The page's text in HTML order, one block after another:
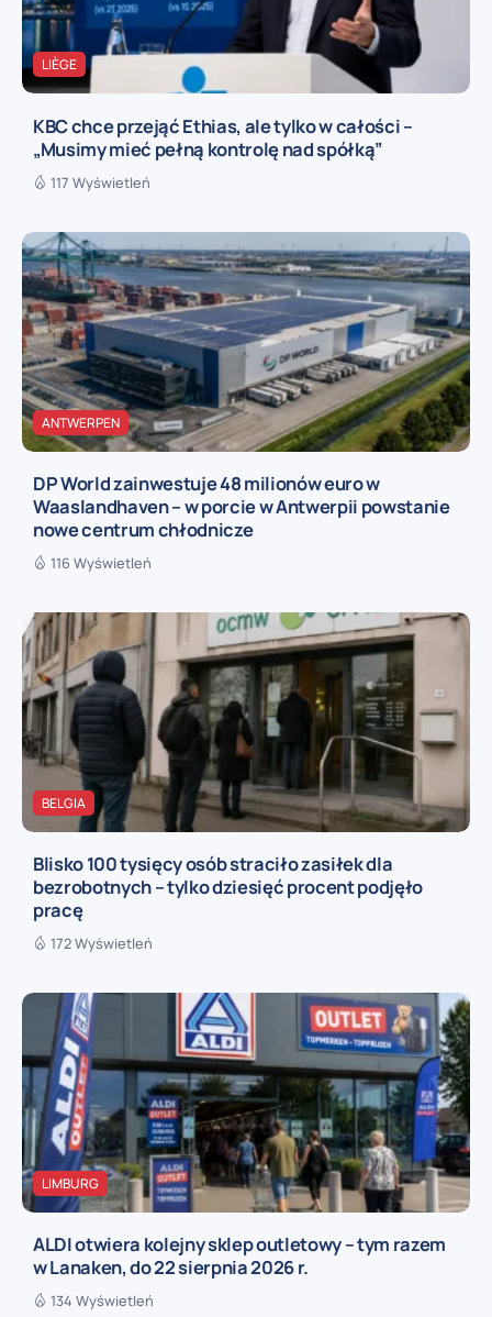
LIÈGE
KBC chce przejąć Ethias, ale tylko w całości –
„Musimy mieć pełną kontrolę nad spółką”
117 Wyświetleń
ANTWERPEN
DP World zainwestuje 48 milionów euro w
Waaslandhaven – w porcie w Antwerpii powstanie
nowe centrum chłodnicze
116 Wyświetleń
BELGIA
Blisko 100 tysięcy osób straciło zasiłek dla
bezrobotnych – tylko dziesięć procent podjęło
pracę
172 Wyświetleń
LIMBURG
ALDI otwiera kolejny sklep outletowy – tym razem
w Lanaken, do 22 sierpnia 2026 r.
134 Wyświetleń